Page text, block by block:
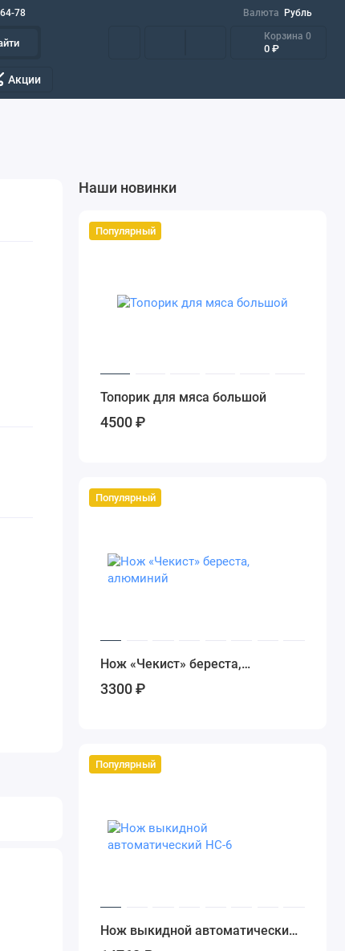
78 Валюта Рубль
Корзина 0
0 ₽
Акции
Наши новинки
Популярный
Топорик для мяса большой
4500 ₽
Популярный
Нож «Чекист» береста,
алюминий
3300 ₽
Популярный
Нож выкидной автоматический
НС-6